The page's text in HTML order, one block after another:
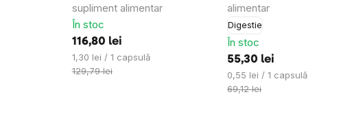
supliment alimentar
În stoc
116,80 lei
Evaluare
preţ:
1,30 lei / 1 capsulă
129,79 lei
alimentar
Digestie
În stoc
55,30 lei
Evaluare
preţ:
0,55 lei / 1 capsulă
69,12 lei